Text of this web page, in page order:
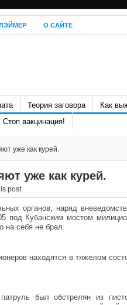
О САЙТЕ
Теория заговора Как
Стоп вакцинация!
уже как курей.
уже как курей.
post
органов, наряд
под Кубанским мостом
на себя не брал.
находятся в тяжелом
был обстрелян из